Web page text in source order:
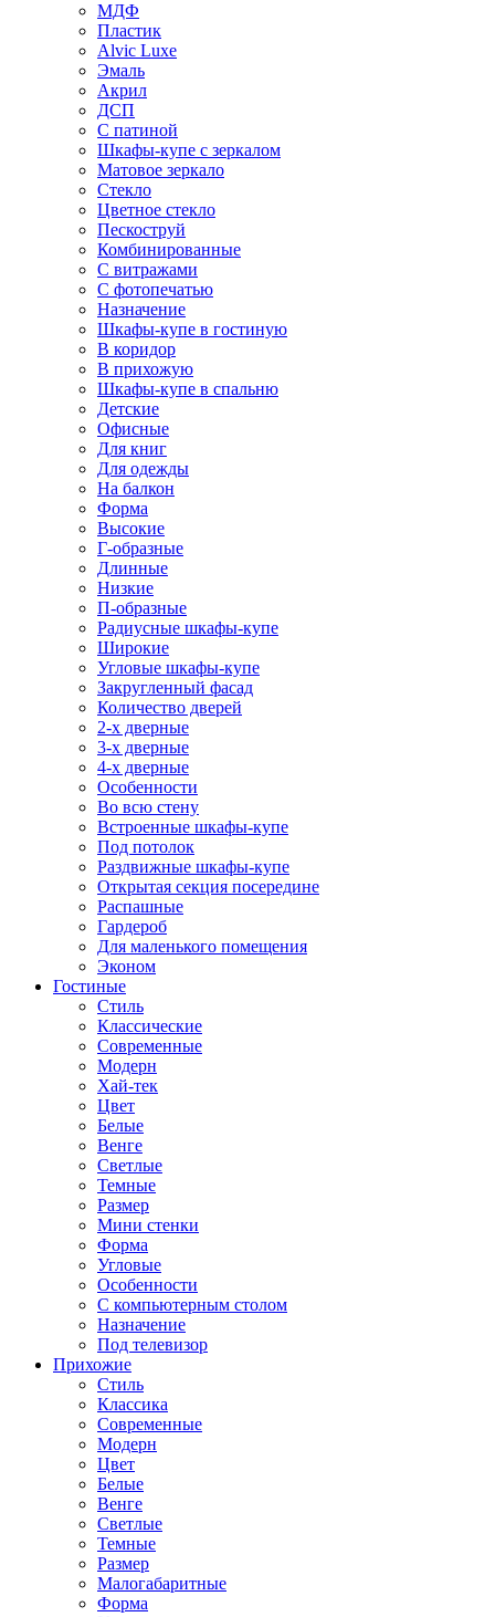
МДФ
Пластик
Alvic Luxe
Эмаль
Акрил
ДСП
С патиной
Шкафы-купе с зеркалом
Матовое зеркало
Стекло
Цветное стекло
Пескоструй
Комбинированные
С витражами
С фотопечатью
Назначение
Шкафы-купе в гостиную
В коридор
В прихожую
Шкафы-купе в спальню
Детские
Офисные
Для книг
Для одежды
На балкон
Форма
Высокие
Г-образные
Длинные
Низкие
П-образные
Радиусные шкафы-купе
Широкие
Угловые шкафы-купе
Закругленный фасад
Количество дверей
2-х дверные
3-х дверные
4-х дверные
Особенности
Во всю стену
Встроенные шкафы-купе
Под потолок
Раздвижные шкафы-купе
Открытая секция посередине
Распашные
Гардероб
Для маленького помещения
Эконом
Гостиные
Стиль
Классические
Современные
Модерн
Хай-тек
Цвет
Белые
Венге
Светлые
Темные
Размер
Мини стенки
Форма
Угловые
Особенности
С компьютерным столом
Назначение
Под телевизор
Прихожие
Стиль
Классика
Современные
Модерн
Цвет
Белые
Венге
Светлые
Темные
Размер
Малогабаритные
Форма